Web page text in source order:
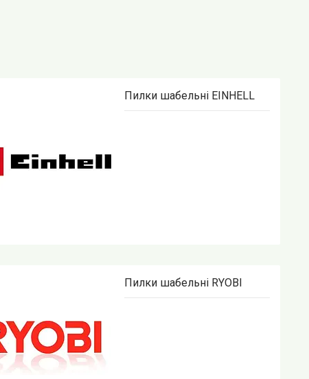
Пилки шабельні EINHELL
Пилки шабельні RYOBI